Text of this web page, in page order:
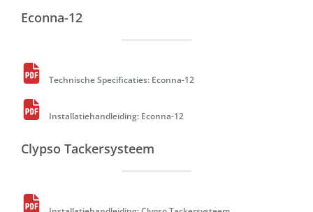
Econna-12
Technische Specificaties: Econna-12
Installatiehandleiding: Econna-12
Clypso Tackersysteem